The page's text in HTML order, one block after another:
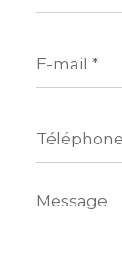
mail
*
*
Message
*